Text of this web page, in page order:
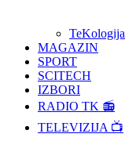
TeKologija
MAGAZIN
SPORT
SCITECH
IZBORI
RADIO TK 📻
TELEVIZIJA 📺